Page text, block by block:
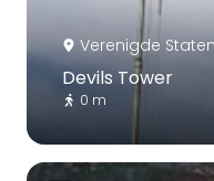
Verenigde
Devils Tower
0 m